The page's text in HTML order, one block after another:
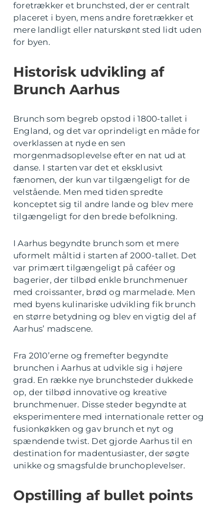
foretrækker et brunchsted, der er centralt
placeret i byen, mens andre foretrækker et
mere landligt eller naturskønt sted lidt uden
for byen.
Historisk udvikling af
Brunch Aarhus
Brunch som begreb opstod i 1800-tallet i
England, og det var oprindeligt en måde for
overklassen at nyde en sen
morgenmadsoplevelse efter en nat ud at
danse. I starten var det et eksklusivt
fænomen, der kun var tilgængeligt for de
velstående. Men med tiden spredte
konceptet sig til andre lande og blev mere
tilgængeligt for den brede befolkning.
I Aarhus begyndte brunch som et mere
uformelt måltid i starten af 2000-tallet. Det
var primært tilgængeligt på caféer og
bagerier, der tilbød enkle brunchmenuer
med croissanter, brød og marmelade. Men
med byens kulinariske udvikling fik brunch
en større betydning og blev en vigtig del af
Aarhus’ madscene.
Fra 2010’erne og fremefter begyndte
brunchen i Aarhus at udvikle sig i højere
grad. En række nye brunchsteder dukkede
op, der tilbød innovative og kreative
brunchmenuer. Disse steder begyndte at
eksperimentere med internationale retter og
fusionkøkken og gav brunch et nyt og
spændende twist. Det gjorde Aarhus til en
destination for madentusiaster, der søgte
unikke og smagsfulde brunchoplevelser.
Opstilling af bullet points